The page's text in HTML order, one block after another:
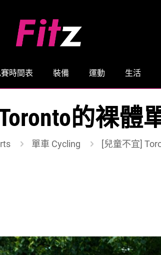
賽時間表 裝備 運動 生活
的裸體
單車 Cycling [兒童不宜]